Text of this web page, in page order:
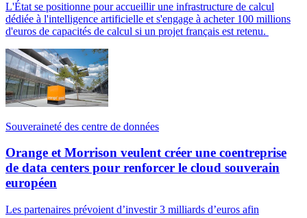
L'État se positionne pour accueillir une infrastructure de calcul
dédiée à l'intelligence artificielle et s'engage à acheter 100 millions
d'euros de capacités de calcul si un projet français est retenu.
Souveraineté des centre de données
Orange et Morrison veulent créer une coentreprise
de data centers pour renforcer le cloud souverain
européen
Les partenaires prévoient d’investir 3 milliards d’euros afin